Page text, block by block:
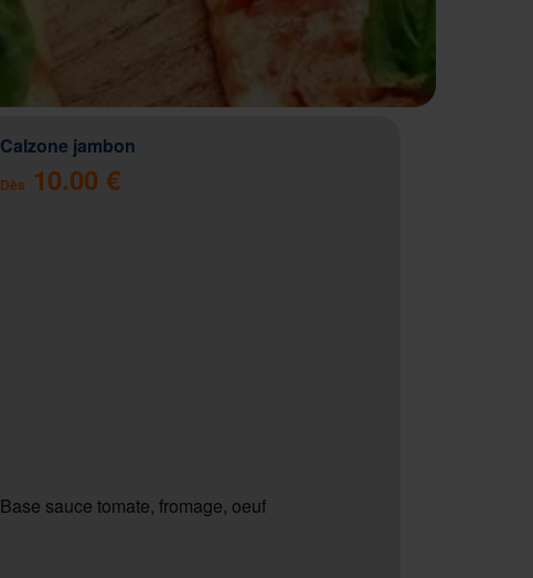
Calzone jambon
Dès 10.00 €
Base sauce tomate, fromage, oeuf